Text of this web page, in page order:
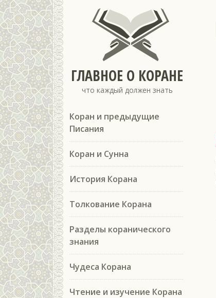
ГЛАВНОЕ О КОРАНЕ
что каждый должен знать
Коран и предыдущие
Писания
Коран и Сунна
История Корана
Толкование Корана
Разделы коранического
знания
Чудеса Корана
Чтение и изучение Корана